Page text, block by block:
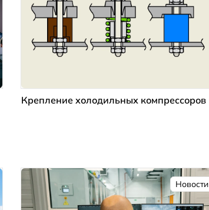
Крепление холодильных компрессоров
Новости